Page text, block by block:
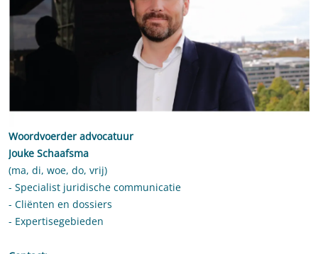
Woordvoerder advocatuur
Jouke Schaafsma
(ma, di, woe, do, vrij)
- Specialist juridische communicatie
- Cliënten en dossiers
- Expertisegebieden